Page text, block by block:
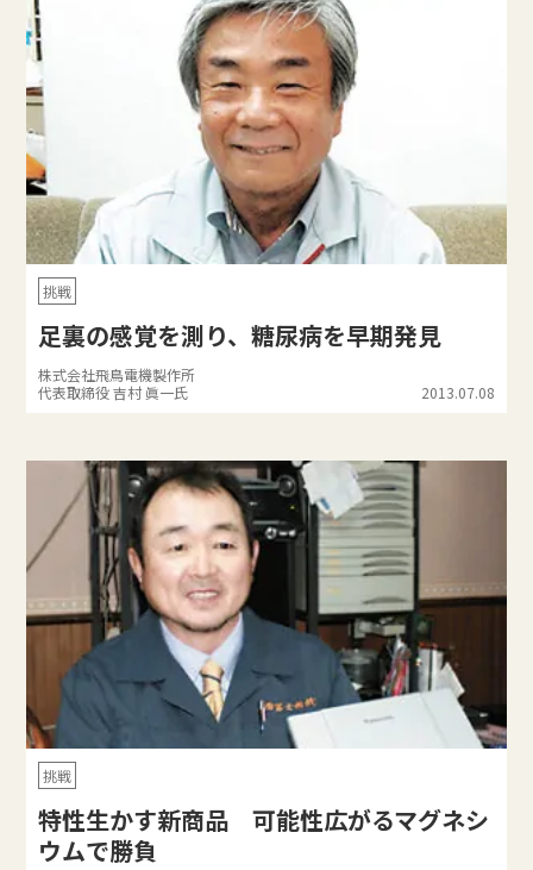
挑戦
足裏の感覚を測り、糖尿病を早期発見
株式会社飛鳥電機製作所
代表取締役 吉村 眞一氏
2013.07.08
挑戦
特性生かす新商品 可能性広がるマグネシ
ウムで勝負